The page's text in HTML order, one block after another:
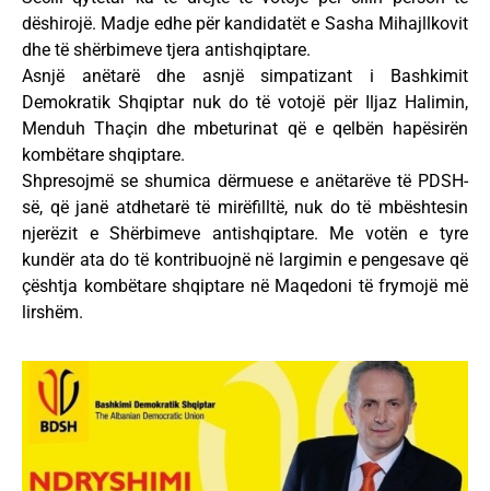
dëshirojë. Madje edhe për kandidatët e Sasha Mihajllkovit
dhe të shërbimeve tjera antishqiptare.
Asnjë anëtarë dhe asnjë simpatizant i Bashkimit
Demokratik Shqiptar nuk do të votojë për Iljaz Halimin,
Menduh Thaçin dhe mbeturinat që e qelbën hapësirën
kombëtare shqiptare.
Shpresojmë se shumica dërmuese e anëtarëve të PDSH-
së, që janë atdhetarë të mirëfilltë, nuk do të mbështesin
njerëzit e Shërbimeve antishqiptare. Me votën e tyre
kundër ata do të kontribuojnë në largimin e pengesave që
çështja kombëtare shqiptare në Maqedoni të frymojë më
lirshëm.